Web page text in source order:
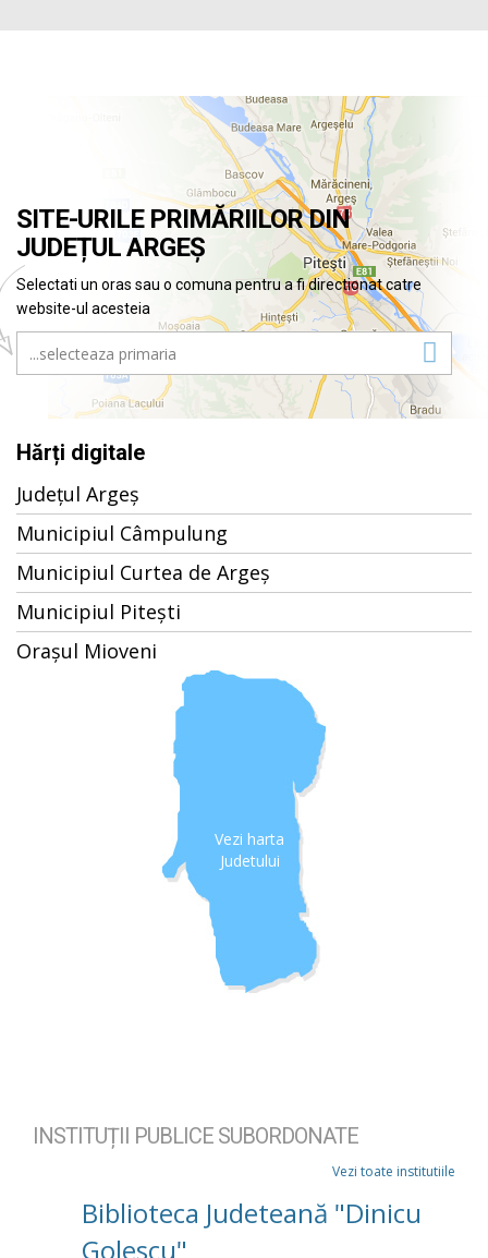
SITE-URILE PRIMĂRIILOR DIN
JUDEȚUL ARGEȘ
Selectati un oras sau o comuna pentru a fi directionat catre
website-ul acesteia
Hărți digitale
Județul Argeș
Municipiul Câmpulung
Municipiul Curtea de Argeș
Municipiul Pitești
Orașul Mioveni
Vezi harta
Judetului
INSTITUȚII PUBLICE SUBORDONATE
Vezi toate institutiile
Biblioteca Judeteană "Dinicu
Golescu"